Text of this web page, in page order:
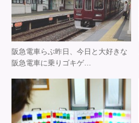
阪急電車らぶ 昨日、今日と 大好きな
阪急電車に乗り ゴキゲ…